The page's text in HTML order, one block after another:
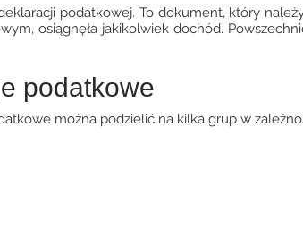
podatkowej. To dokument, który
osiągnęła jakikolwiek dochód.
podatkowe
można podzielić na kilka grup w